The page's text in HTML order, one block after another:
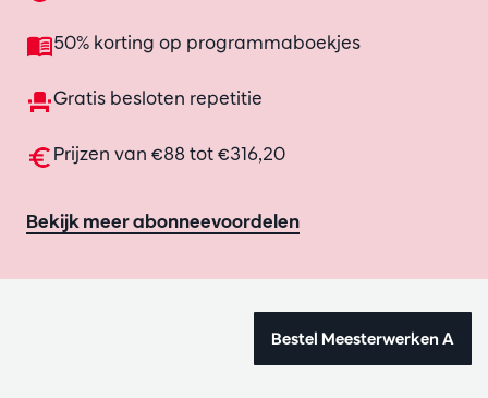
50% korting op programmaboekjes
Gratis besloten repetitie
Prijzen van €88 tot €316,20
Bekijk meer abonneevoordelen
Bestel Meesterwerken A